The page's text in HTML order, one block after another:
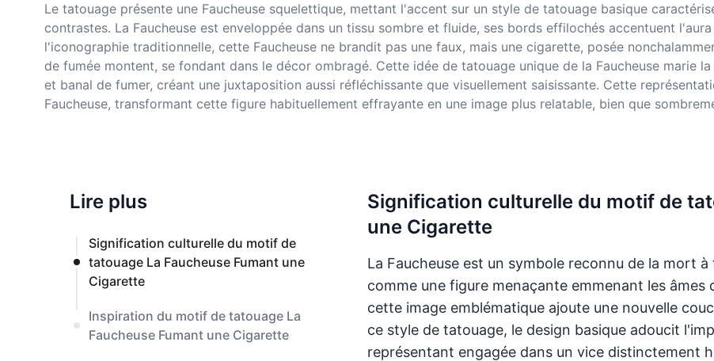
Le tatouage présente une Faucheuse squelettique, mettant l'accent sur un style de tatouage basique
contrastes. La Faucheuse est enveloppée dans un tissu sombre et fluide, ses bords effilochés accentuent
l'iconographie traditionnelle, cette Faucheuse ne brandit pas une faux, mais une cigarette, posée
de fumée montent, se fondant dans le décor ombragé. Cette idée de tatouage unique de la Faucheuse marie
et banal de fumer, créant une juxtaposition aussi réfléchissante que visuellement saisissante. Cette
Faucheuse, transformant cette figure habituellement effrayante en une image plus relatable, bien que
Lire plus
Signification culturelle du motif de
tatouage La Faucheuse Fumant une
Cigarette
Inspiration du motif de tatouage La
Faucheuse Fumant une Cigarette
Signification culturelle du motif de
une Cigarette
La Faucheuse est un symbole reconnu de la mort
comme une figure menaçante emmenant les
cette image emblématique ajoute une nouvelle
ce style de tatouage, le design basique adoucit
représentant engagée dans un vice distinctement